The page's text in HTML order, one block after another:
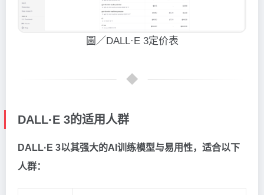
圖／DALL·E 3定价表
DALL·E 3的适用人群
DALL·E 3以其强大的AI训练模型与易用性，适合以下
人群：